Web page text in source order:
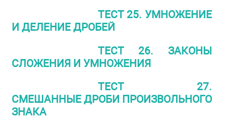
ТЕСТ 25. УМНОЖЕНИЕ
И ДЕЛЕНИЕ ДРОБЕЙ
ТЕСТ 26. ЗАКОНЫ
СЛОЖЕНИЯ И УМНОЖЕНИЯ
ТЕСТ 27.
СМЕШАННЫЕ ДРОБИ ПРОИЗВОЛЬНОГО
ЗНАКА